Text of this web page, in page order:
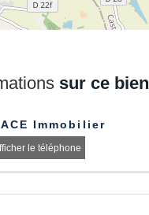
sur ce bien
Immobilier
le téléphone